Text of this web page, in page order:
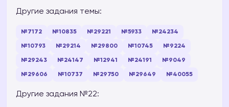
Другие задания темы:
№7172 №10835 №29221 №5933 №24234
№10793 №29214 №29800 №10745 №9224
№29243 №24147 №12941 №24191 №9049
№29606 №10737 №29750 №29649 №40055
Другие задания №22: